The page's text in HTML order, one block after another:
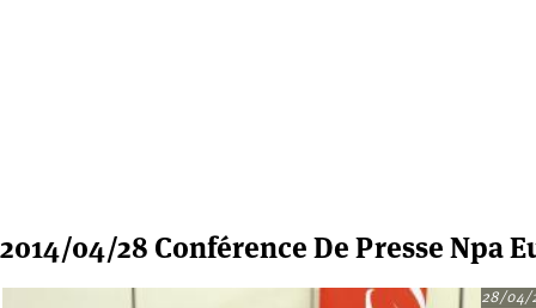
2014/04/28 Conférence De Presse Npa
28/04/